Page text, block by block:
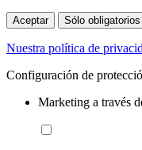
Aceptar Sólo obligatorios
Nuestra política de
Configuración de
Marketing a través